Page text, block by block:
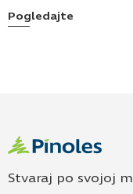
Pogledajte
Stvaraj po svojoj